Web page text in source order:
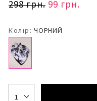
298 грн. 99 грн.
Колір: ЧОРНИЙ